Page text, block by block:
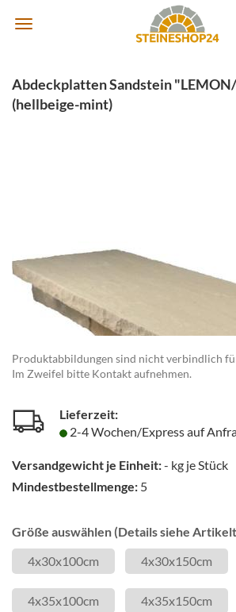
Abdeckplatten Sandstein
(hellbeige-mint)
Produktabbildungen sind nicht verbindlich
Im Zweifel bitte Kontakt aufnehmen.
Lieferzeit:
2-4 Wochen/Express auf
Versandgewicht je Einheit:- kg je Stück
Mindestbestellmenge: 5
Größe auswählen (Details siehe
4x30x100cm
4x30x150cm
4x35x100cm 4x35x150cm